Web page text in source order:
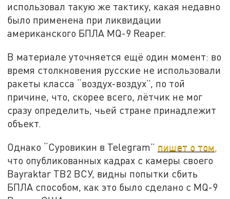
использовал такую же тактику, какая недавно
было применена при ликвидации
американского БПЛА MQ-9 Reaper.
В материале уточняется ещё один момент: во
время столкновения русские не использовали
ракеты класса “воздух-воздух”, по той
причине, что, скорее всего, лётчик не мог
сразу определить, чьей стране принадлежит
объект.
Однако “Суровикин в Telegram” пишет о том,
что опубликованных кадрах с камеры своего
Bayraktar TB2 ВСУ, видны попытки сбить
БПЛА способом, как это было сделано с MQ-9